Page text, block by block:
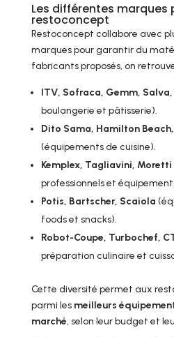
Les différentes marques
restoconcept
Restoconcept collabore avec
marques pour garantir du
fabricants proposés, on
ITV, Sofraca, Gemm, Salva,
boulangerie et pâtisserie).
Dito Sama, Hamilton
(équipements de cuisine).
Kemplex, Tagliavini, Moretti
professionnels et
Potis, Bartscher, Scaiola
foods et snacks).
Robot-Coupe, Turbochef,
préparation culinaire et
Cette diversité permet aux
parmi les meilleurs
marché, selon leur budget et